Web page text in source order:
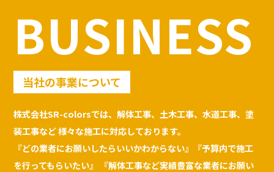
BUSINESS
当社の事業について
株式会社SR-colorsでは、解体工事、土木工事、水道工事、塗
装工事など様々な施工に対応しております。
『どの業者にお願いしたらいいかわからない』『予算内で施工
を行ってもらいたい』
『解体工事など実績豊富な業者にお願い